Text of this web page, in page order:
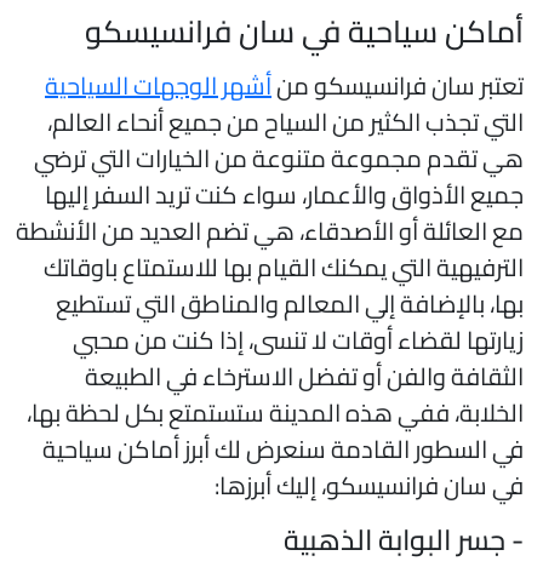
سياحية في سان فرانسيسكو
سان فرانسيسكو منأشهر الوجهات السياحية
تجذب الكثير من السياح من جميع أنحاء العالم،
تقدم مجموعة متنوعة من الخيارات التي ترضي
الأذواق والأعمار، سواء كنت تريد السفر إليها
العائلة أو الأصدقاء، هي تضم العديد من الأنشطة
التي يمكنك القيام بها للاستمتاع باوقاتك
بالإضافة إلي المعالم والمناطق التي تستطيع
لقضاء أوقات لا تنسى، إذا كنت من محبي
والفن أو تفضل الاسترخاء في الطبيعة
ففي هذه المدينة ستستمتع بكل لحظة بها،
السطور القادمة سنعرض لك أبرز أماكن سياحية
سان فرانسيسكو، إليك أبرزها:
البوابة الذهبية